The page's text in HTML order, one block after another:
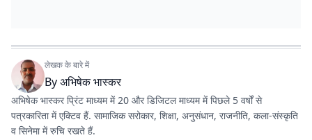
लेखक के बारे में
Byअभिषेक भास्कर
अभिषेक भास्कर प्रिंट माध्यम में 20 और डिजिटल माध्यम में पिछले 5 वर्षों से
पत्रकारिता में एक्टिव हैं. सामाजिक सरोकार, शिक्षा, अनुसंधान, राजनीति, कला-संस्कृति
व सिनेमा में रुचि रखते हैं.